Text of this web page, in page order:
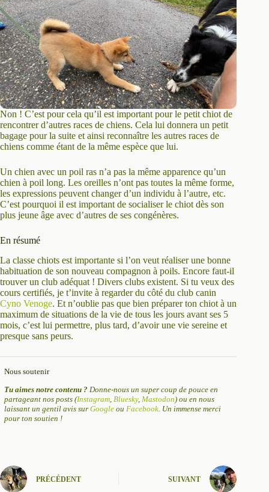
Non ! C’est pour cela qu’il est important pour le petit chiot de
rencontrer d’autres races de chiens. Cela lui donnera un petit
bagage pour la suite et ainsi reconnaître les autres races de
chiens comme étant de la même espèce que lui.
Un chien avec un poil ras n’a pas la même apparence qu’un
chien à poil long. Les oreilles n’ont pas toutes la même forme,
les expressions peuvent changer d’un individu à l’autre, etc.
C’est pourquoi il est important de socialiser le chiot dès son
plus jeune âge avec d’autres de ses congénères.
En résumé
La classe chiots est importante si l’on veut réaliser une bonne
habituation de son nouveau compagnon à poils. Encore faut-il
trouver un club adéquat ! Divers clubs existent. Si tu veux des
cours certifiés, je t’invite à regarder du côté du club canin
Cyno Venoge. Et n’oublie pas que bien préparer ton chiot à un
maximum de situations de la vie de tous les jours avant ses 5
mois, c’est lui permettre, plus tard, d’avoir une vie sereine et
presque sans peurs.
Nous soutenir
Tu aimes notre contenu ? Donne-nous un super coup de pouce en
partageant nos posts (Instagram,Bluesky,Mastodon) ou en nous
laissant un gentil avis surGoogle ouFacebook. Un immense merci
pour ton soutien !
PRÉCÉDENT SUIVANT